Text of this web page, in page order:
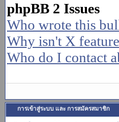
phpBB 2 Issues
Who wrote this
Why isn't X
Who do I contact
การเข้าสู่ระบบ และ การสมัครสมาชิก